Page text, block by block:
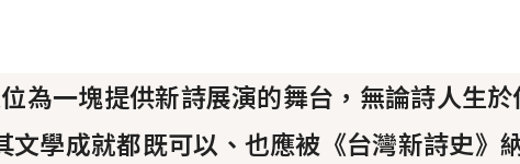
為一塊提供新詩展演的舞台，無論詩人生於
文學成就都既可以、也應被《台灣新詩史》